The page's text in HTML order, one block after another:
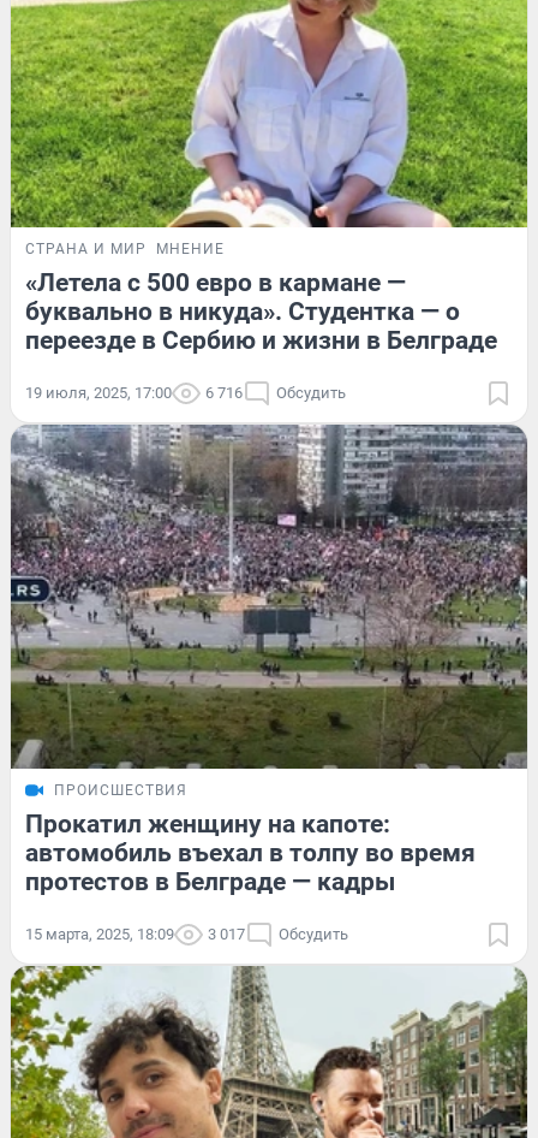
СТРАНА И МИР МНЕНИЕ
«Летела с 500 евро в кармане —
буквально в никуда». Студентка — о
переезде в Сербию и жизни в Белграде
19 июля, 2025, 17:00 6 716 Обсудить
ПРОИСШЕСТВИЯ
Прокатил женщину на капоте:
автомобиль въехал в толпу во время
протестов в Белграде — кадры
15 марта, 2025, 18:09 3 017 Обсудить